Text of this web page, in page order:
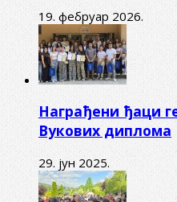
19. фебруар 2026.
Награђени ђаци
Вукових диплома
29. јун 2025.